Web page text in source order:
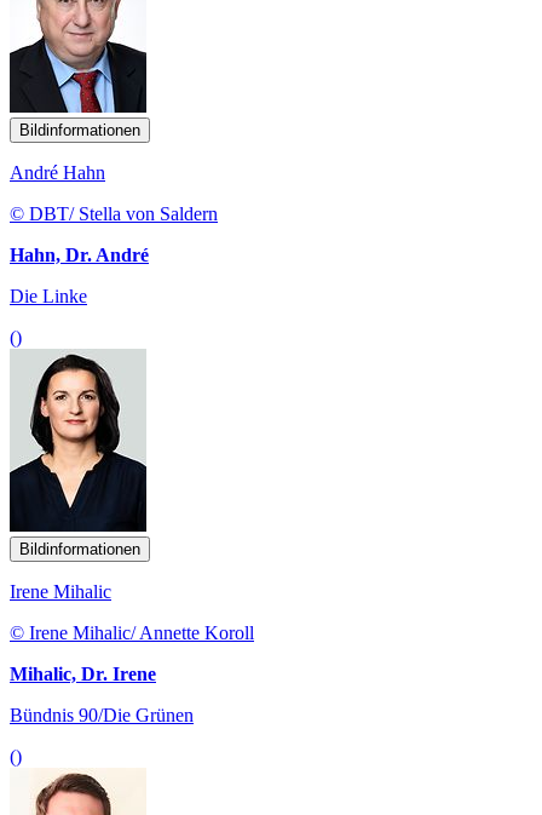
Bildinformationen
André Hahn
© DBT/ Stella von Saldern
Hahn, Dr. André
Die Linke
()
Bildinformationen
Irene Mihalic
© Irene Mihalic/ Annette Koroll
Mihalic, Dr. Irene
Bündnis 90/Die Grünen
()